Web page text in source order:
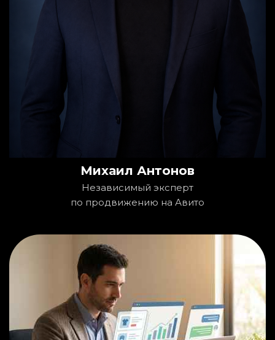
Михаил Антонов
Независимый эксперт
по продвижению на Авито